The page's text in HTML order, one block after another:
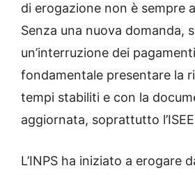
di erogazione non è sempre
Senza una nuova domanda,
un’interruzione dei
fondamentale presentare la
tempi stabiliti e con la
aggiornata, soprattutto
L’INPS ha iniziato a erogare